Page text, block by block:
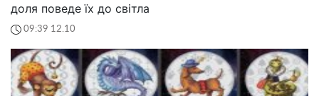
доля поведе їх до світла
09:39 12.10